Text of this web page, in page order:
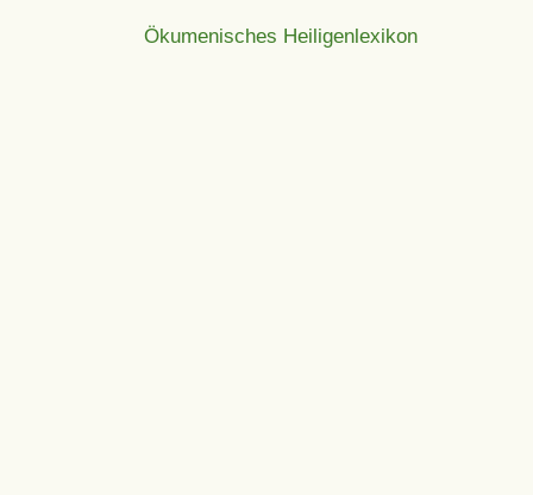
Ökumenisches Heiligenlexikon